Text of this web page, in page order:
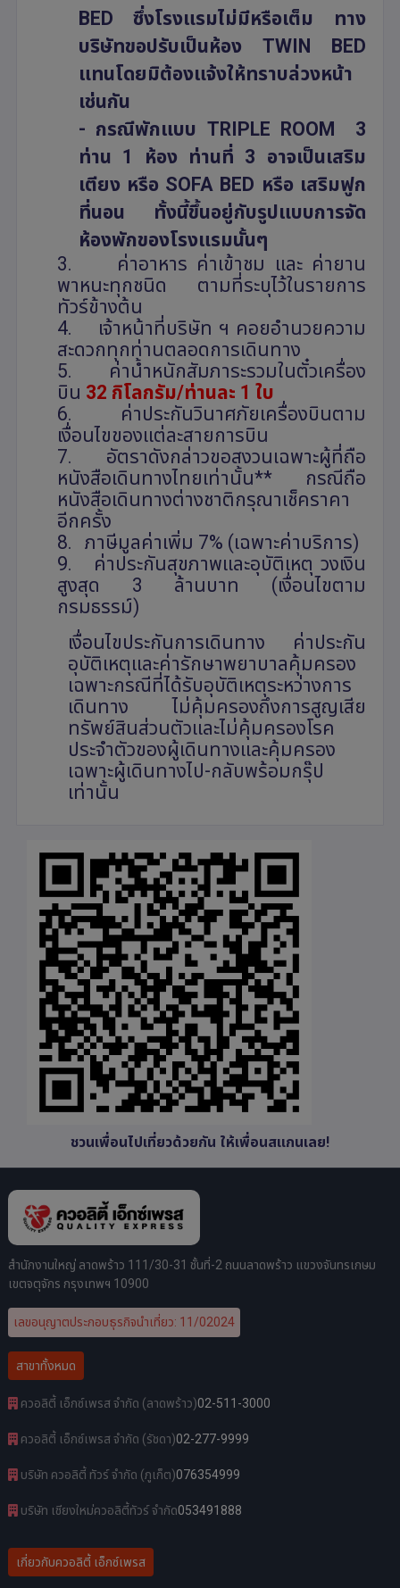
BEDซึ่งโรงแรมไม่มีหรือเต็ม ทาง
บริษัทขอปรับเป็นห้อง TWIN BED
แทนโดยมิต้องแจ้งให้ทราบล่วงหน้า
เช่นกัน
- กรณีพักแบบ TRIPLE ROOM 3
ท่าน 1 ห้อง ท่านที่ 3 อาจเป็นเสริม
เตียง หรือ SOFA BED หรือ เสริมฟูก
ที่นอน ทั้งนี้ขึ้นอยู่กับรูปแบบการจัด
ห้องพักของโรงแรมนั้นๆ
3.
ค่าอาหาร ค่าเข้าชม และ ค่ายาน
พาหนะทุกชนิด ตามที่ระบุไว้ในรายการ
ทัวร์ข้างต้น
4.
เจ้าหน้าที่บริษัท ฯ คอยอำนวยความ
สะดวกทุกท่านตลอดการเดินทาง
5.
ค่าน้ำหนักสัมภาระรวมในตั๋วเครื่อง
บิน 32 กิโลกรัม/ท่านละ 1 ใบ
6.
ค่าประกันวินาศภัยเครื่องบินตาม
เงื่อนไขของแต่ละสายการบิน
7.
อัตราดังกล่าวขอสงวนเฉพาะผู้ที่ถือ
หนังสือเดินทางไทยเท่านั้น** กรณีถือ
หนังสือเดินทางต่างชาติกรุณาเช็คราคา
อีกครั้ง
8.
ภาษีมูลค่าเพิ่ม 7% (เฉพาะค่าบริการ)
9.
ค่าประกันสุขภาพและอุบัติเหตุ วงเงิน
สูงสุด 3 ล้านบาท (เงื่อนไขตาม
กรมธรรม์)
เงื่อนไขประกันการเดินทาง ค่าประกัน
อุบัติเหตุและค่ารักษาพยาบาลคุ้มครอง
เฉพาะกรณีที่ได้รับอุบัติเหตุระหว่างการ
เดินทาง ไม่คุ้มครองถึงการสูญเสีย
ทรัพย์สินส่วนตัวและไม่คุ้มครองโรค
ประจำตัวของผู้เดินทางและคุ้มครอง
เฉพาะผู้เดินทางไป-กลับพร้อมกรุ๊ป
เท่านั้น
ชวนเพื่อนไปเที่ยวด้วยกัน ให้เพื่อนสแกนเลย!
สำนักงานใหญ่ ลาดพร้าว 111/30-31 ชั้นที่-2 ถนนลาดพร้าว แขวงจันทรเกษม
เขตจตุจักร กรุงเทพฯ 10900
เลขอนุญาตประกอบธุรกิจนำเที่ยว: 11/02024
สาขาทั้งหมด
ควอลิตี้ เอ็กซ์เพรส จำกัด (ลาดพร้าว)02-511-3000
ควอลิตี้ เอ็กซ์เพรส จำกัด (รัชดา)02-277-9999
บริษัท ควอลิตี้ ทัวร์ จำกัด (ภูเก็ต)076354999
บริษัท เชียงใหม่ควอลิตี้ทัวร์ จำกัด053491888
เกี่ยวกับควอลิตี้ เอ็กซ์เพรส